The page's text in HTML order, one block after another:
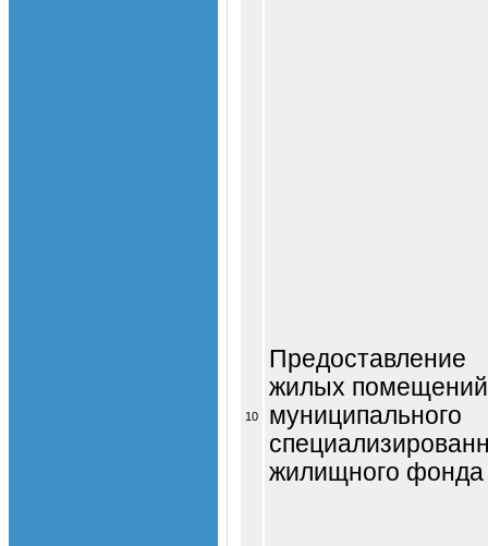
10
Предоставление
жилых помещений
муниципального
жилищного фонда